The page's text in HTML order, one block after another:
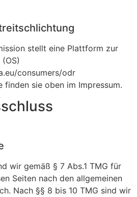
stellt eine Plattform zur
consumers/odr
finden sie oben im Impressum.
wir gemäß § 7 Abs.1 TMG für
Seiten nach den allgemeinen
Nach §§ 8 bis 10 TMG sind wir